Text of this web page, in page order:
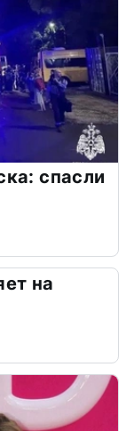
спасли
на